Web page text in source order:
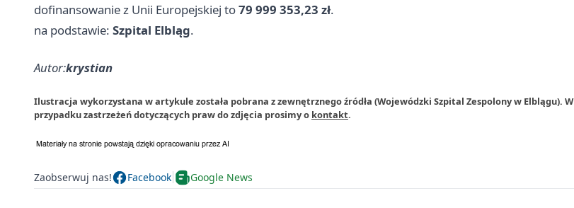
dofinansowanie z Unii Europejskiej to79 999 353,23 zł.
na podstawie: Szpital Elbląg.
Autor:krystian
Ilustracja wykorzystana w artykule została pobrana z zewnętrznego źródła (Wojewódzki Szpital Zespolony w Elblągu). W
przypadku zastrzeżeń dotyczących praw do zdjęcia prosimy o kontakt.
Zaobserwuj nas! Facebook Google News